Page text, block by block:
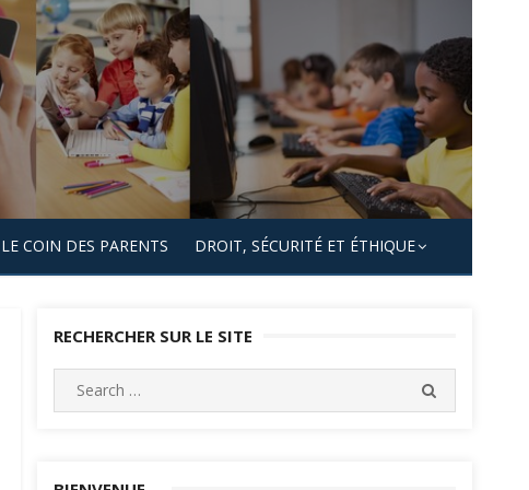
LE COIN DES PARENTS DROIT, SÉCURITÉ ET ÉTHIQUE
RECHERCHER SUR LE SITE
Search
for: